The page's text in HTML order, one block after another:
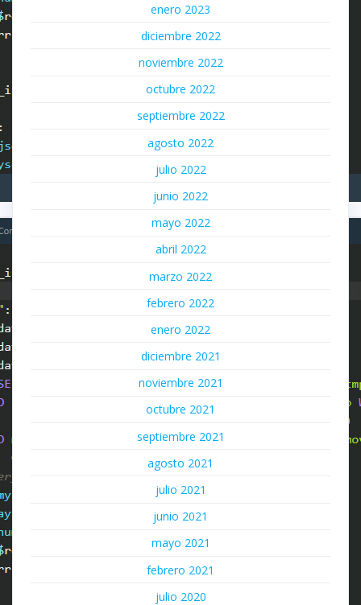
enero 2023
diciembre 2022
noviembre 2022
octubre 2022
septiembre 2022
agosto 2022
julio 2022
junio 2022
mayo 2022
abril 2022
marzo 2022
febrero 2022
enero 2022
diciembre 2021
noviembre 2021
octubre 2021
septiembre 2021
agosto 2021
julio 2021
junio 2021
mayo 2021
febrero 2021
julio 2020